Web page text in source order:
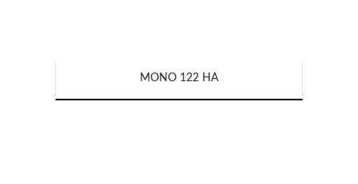
MONO 122 HA